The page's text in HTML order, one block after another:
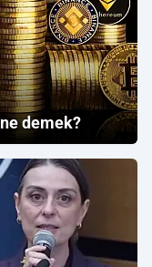
demek?